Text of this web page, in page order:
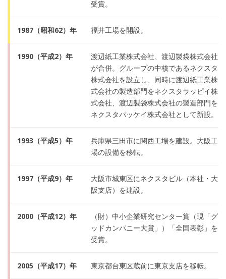
受賞。
1987（昭和62）年 福井工場を開設。
1990（平成2）年
渡辺紙工業株式会社、渡辺製袋株式会社
が合併。グループの中核であるネクスタ
株式会社を設立し、同時に渡辺紙工業株
式会社の製造部門をネクスタラッピイ株
式会社、渡辺製袋株式会社の製造部門を
ネクスタパッケイ株式会社として新設。
1993（平成5）年
兵庫県三田市に関西工場を建設。大阪工
場の設備を移転。
1997（平成9）年
大阪市城東区にネクスタビル（本社・大
阪支店）を建設。
2000（平成12）年
（財）中小企業研究センター賞（現「グ
ッドカンパニー大賞」）「全国表彰」を
受賞。
2005（平成17）年 東京都台東区蔵前に東京支店を移転。